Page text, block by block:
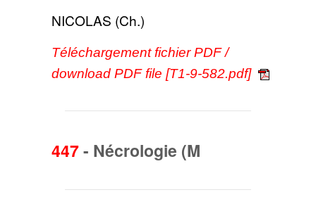
NICOLAS (Ch.)
Téléchargement fichier PDF /
download PDF file [T1-9-582.pdf]
447- Nécrologie (M